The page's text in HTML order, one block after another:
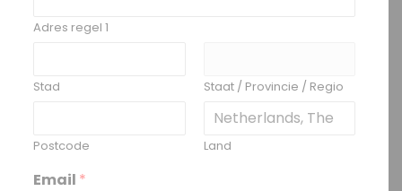
Adres regel 1
Stad Staat / Provincie / Regio
Postcode Land
Email *